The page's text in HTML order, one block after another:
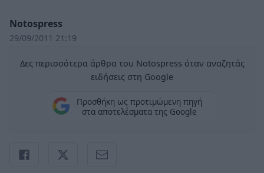
Notospress
29/09/2011 21:19
Δες περισσότερα άρθρα του Notospress όταν αναζητάς
ειδήσεις στη Google
Προσθήκη ως προτιμώμενη πηγή
στα αποτελέσματα της Google